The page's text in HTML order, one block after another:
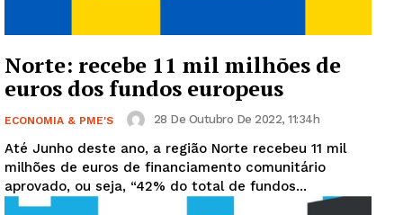
Norte: recebe 11 mil milhões de
euros dos fundos europeus
ECONOMIA & PME'S 28 De Outubro De 2022, 11:34h
Até Junho deste ano, a região Norte recebeu 11 mil
milhões de euros de financiamento comunitário
aprovado, ou seja, “42% do total de fundos...